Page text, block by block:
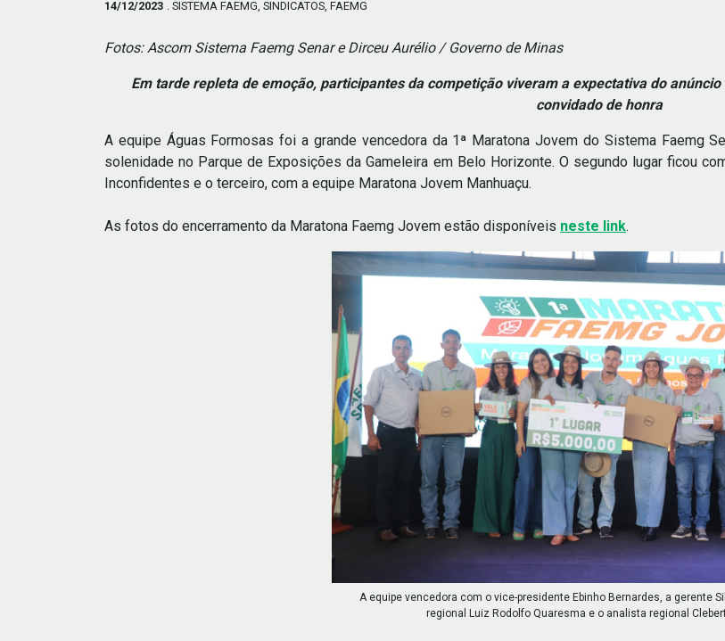
14/12/2023 . SISTEMA FAEMG, SINDICATOS, FAEMG
Fotos: Ascom Sistema Faemg Senar e Dirceu Aurélio / Governo de Minas
Em tarde repleta de emoção, participantes da competição viveram a expectativa do
convidado de honra
A equipe Águas Formosas foi a grande vencedora da 1ª Maratona Jovem do Sistema Faemg
solenidade no Parque de Exposições da Gameleira em Belo Horizonte. O segundo lugar ficou
Inconfidentes e o terceiro, com a equipe Maratona Jovem Manhuaçu.
As fotos do encerramento da Maratona Faemg Jovem estão disponíveis neste link.
A equipe vencedora com o vice-presidente Ebinho Bernardes, a gerente
regional Luiz Rodolfo Quaresma e o analista regional